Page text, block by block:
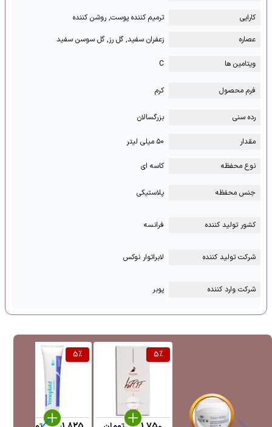
کارایی
ترمیم کننده پوست, روشن کننده
عصاره
زعفران سفید, گل رز, گل سوسن سفید
ویتامین ها C
فرم محصول کرم
رده سنی بزرگسالان
مقدار ۵۰ میلی لیتر
نوع محفظه کاسه ای
جنس محفظه پلاستیکی
کشور تولید کننده فرانسه
شرکت تولید کننده لابراتوار نوکس
شرکت وارد کننده پوبر
5%
5%